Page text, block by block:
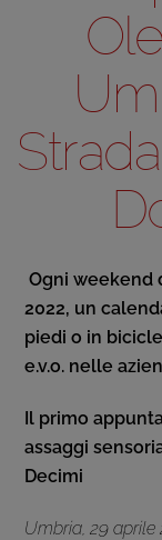
Ogni weekend
2022, un
piedi o in
e.v.o. nelle
Il primo
assaggi
Decimi
Umbria, 29 aprile